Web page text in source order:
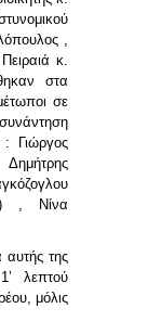
,
κ.
στα
σε
: Γιώργος
, Νίνα
αυτής της
λεπτού
μόλις